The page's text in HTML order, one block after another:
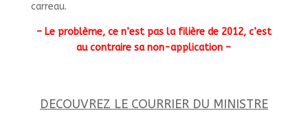
carreau.
– Le problème, ce n’est pas la filière de 2012, c’est
au contraire sa non-application –
DECOUVREZ LE COURRIER DU MINISTRE